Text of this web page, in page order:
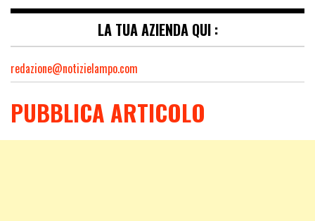
LA TUA AZIENDA QUI :
redazione@notizielampo.com
PUBBLICA ARTICOLO